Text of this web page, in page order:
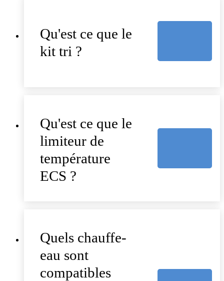
Qu'est ce que le
kit tri ?
Qu'est ce que le
limiteur de
température
ECS ?
Quels chauffe-
eau sont
compatibles